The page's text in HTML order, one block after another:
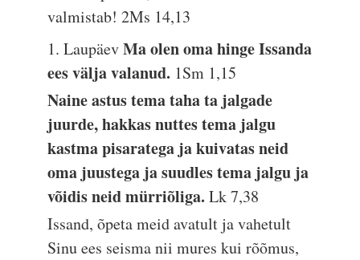
valmistab!2Ms 14,13
1. LaupäevMa olen oma hinge Issanda
ees välja valanud. 1Sm 1,15
Naine astus tema taha ta jalgade
juurde, hakkas nuttes tema jalgu
kastma pisaratega ja kuivatas neid
oma juustega ja suudles tema jalgu ja
võidis neid mürriõliga.Lk 7,38
Issand, õpeta meid avatult ja vahetult
Sinu ees seisma nii mures kui rõõmus,